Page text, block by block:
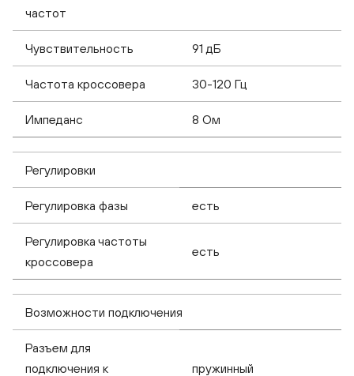
частот
Чувствительность 91 дБ
Частота кроссовера 30-120 Гц
Импеданс 8 Ом
Регулировки
Регулировка фазы есть
Регулировка частоты
кроссовера
есть
Возможности подключения
Разъем для
подключения к
пружинный